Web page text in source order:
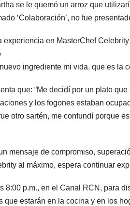
se le quemó un arroz que
‘Colaboración’, no fue
en MasterChef
ingrediente mi vida, que es la
que: “Me decidí por un plato
y los fogones estaban
otro sartén, me confundí porque
mensaje de compromiso,
al máximo, espera continuar
8:00 p.m., en el Canal RCN, para
estarán en la cocina y en los